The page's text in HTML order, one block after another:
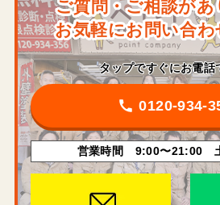
ご質問・ご相談が
お気軽にお問い合
タップですぐにお電話
0120-934-
営業時間 9:00〜21:00